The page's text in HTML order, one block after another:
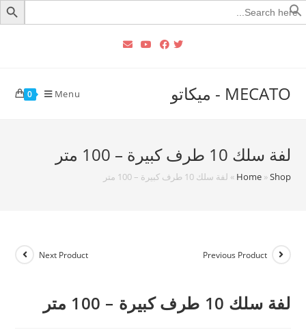
Search
for:
MECATO - ميكاتو 0 Menu
لفة سلك 10 طرف كبيرة – 100 متر
Home»Shop
» لفة سلك 10 طرف كبيرة – 100 متر
Previous Product
Next Product
لفة سلك 10 طرف كبيرة – 100 متر